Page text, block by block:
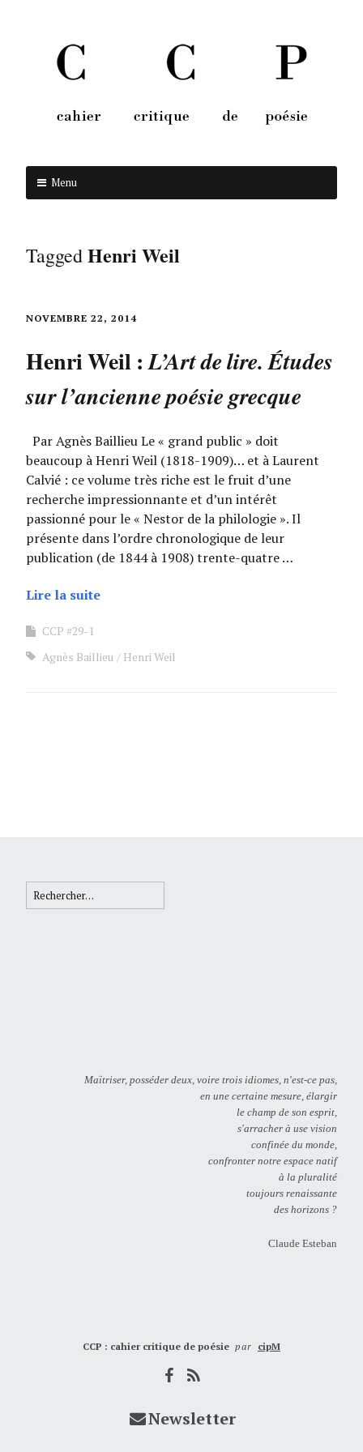
Menu
TaggedHenri Weil
NOVEMBRE 22, 2014
Henri Weil :L’Art de lire. Études
sur l’ancienne poésie grecque
Par Agnès Baillieu Le « grand public » doit
beaucoup à Henri Weil (1818-1909)… et à Laurent
Calvié : ce volume très riche est le fruit d’une
recherche impressionnante et d’un intérêt
passionné pour le « Nestor de la philologie ». Il
présente dans l’ordre chronologique de leur
publication (de 1844 à 1908) trente-quatre …
Lire la suite
CCP #29-1
Agnès Baillieu
Henri Weil
Rechercher :
Maïtriser, posséder deux, voire trois idiomes, n'est-ce pas,
en une certaine mesure, élargir
le champ de son esprit,
s'arracher à use vision
confinée du monde,
confronter notre espace natif
à la pluralité
toujours renaissante
des horizons ?
Claude Esteban
CCP : cahier critique de poésie par cipM
Newsletter